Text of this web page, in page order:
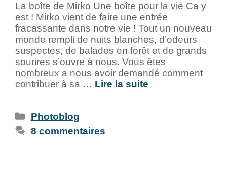
La boîte de Mirko Une boîte pour la vie Ca y
est ! Mirko vient de faire une entrée
fracassante dans notre vie ! Tout un nouveau
monde rempli de nuits blanches, d’odeurs
suspectes, de balades en forêt et de grands
sourires s’ouvre à nous. Vous êtes
nombreux a nous avoir demandé comment
contribuer à sa … Lire la suite
Photoblog
8 commentaires